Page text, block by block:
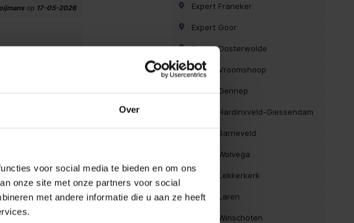
Over
voor social media te bieden en om ons
onze site met onze partners voor social
met andere informatie die u aan ze heeft
op 17-05-2026
zaterdag
gebeld. En op
19-04-2026
Expert Franeker
Expert Goor
Expert Oosterwolde
Expert Vroomshoop
Expert Gennep
Expert Hardinxveld-Giessendam
Expert Barneveld
Expert Wolvega
Expert Lekkerkerk
Expert Laren
Expert Winschoten